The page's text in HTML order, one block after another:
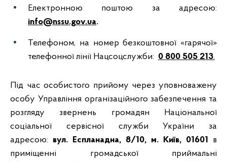
Електронною поштою за адресою:
info@nssu.gov.ua.
Телефоном, на номер безкоштовної «гарячої»
телефонної лінії Нацсоцслужби: 0 800 505 213.
Під час особистого прийому через уповноважену
особу Управління організаційного забезпечення та
розгляду звернень громадян Національної
соціальної сервісної служби України за
адресою: вул. Еспланадна, 8/10, м. Київ, 01601 в
приміщенні громадської приймальні